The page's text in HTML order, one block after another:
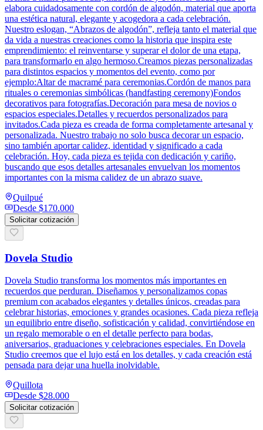
elabora cuidadosamente con cordón de algodón, material que aporta
una estética natural, elegante y acogedora a cada celebración.
Nuestro eslogan, “Abrazos de algodón”, refleja tanto el material que
da vida a nuestras creaciones como la historia que inspira este
emprendimiento: el reinventarse y superar el dolor de una etapa,
para transformarlo en algo hermoso.Creamos piezas personalizadas
para distintos espacios y momentos del evento, como por
ejemplo:Altar de macramé para ceremonias.Cordón de manos para
rituales o ceremonias simbólicas (handfasting ceremony)Fondos
decorativos para fotografías.Decoración para mesa de novios o
espacios especiales.Detalles y recuerdos personalizados para
invitados.Cada pieza es creada de forma completamente artesanal y
personalizada. Nuestro trabajo no solo busca decorar un espacio,
sino también aportar calidez, identidad y significado a cada
celebración. Hoy, cada pieza es tejida con dedicación y cariño,
buscando que esos detalles artesanales envuelvan los momentos
importantes con la misma calidez de un abrazo suave.
Quilpué
Desde $170.000
Solicitar cotización
Dovela Studio
Dovela Studio transforma los momentos más importantes en
recuerdos que perduran. Diseñamos y personalizamos copas
premium con acabados elegantes y detalles únicos, creadas para
celebrar historias, emociones y grandes ocasiones. Cada pieza refleja
un equilibrio entre diseño, sofisticación y calidad, convirtiéndose en
un regalo memorable o en el detalle perfecto para bodas,
aniversarios, graduaciones y celebraciones especiales. En Dovela
Studio creemos que el lujo está en los detalles, y cada creación está
pensada para dejar una huella inolvidable.
Quillota
Desde $28.000
Solicitar cotización